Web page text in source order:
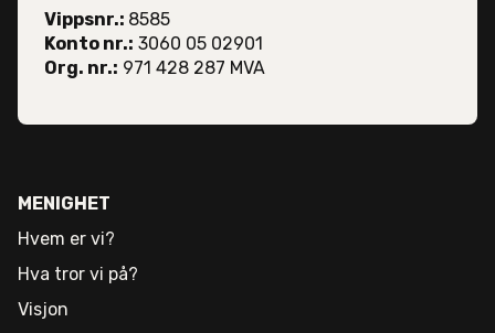
Vippsnr.: 8585
Konto nr.: 3060 05 02901
Org. nr.: 971 428 287 MVA
MENIGHET
Hvem er vi?
Hva tror vi på?
Visjon